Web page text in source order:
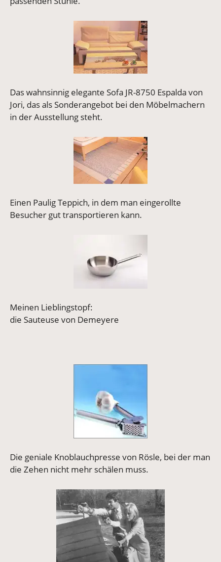
Vergrößerte Version anzeigen
Das wahnsinnig elegante Sofa JR-8750 Espalda von
Jori, das als Sonderangebot bei den Möbelmachern
in der Ausstellung steht.
Vergrößerte Version anzeigen
Einen Paulig Teppich, in dem man eingerollte
Besucher gut transportieren kann.
Meinen Lieblingstopf:
die Sauteuse von Demeyere
Die geniale Knoblauchpresse von Rösle, bei der man
die Zehen nicht mehr schälen muss.